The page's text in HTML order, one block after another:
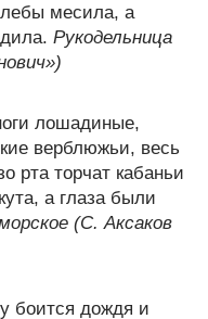
месила, а
Рукодельница
лошадиные,
верблюжьи, весь
рта торчат кабаньи
а глаза были
(С. Аксаков
боится дождя и